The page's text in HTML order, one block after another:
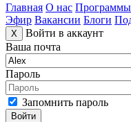
Главная О нас Программы
Эфир Вакансии Блоги
X
Войти в аккаунт
Ваша почта
Пароль
Запомнить пароль
Войти